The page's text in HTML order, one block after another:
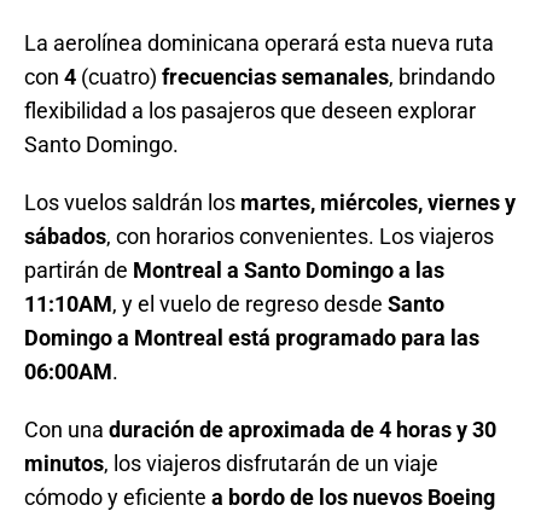
La aerolínea dominicana operará esta nueva ruta
con 4 (cuatro) frecuencias semanales, brindando
flexibilidad a los pasajeros que deseen explorar
Santo Domingo.
Los vuelos saldrán los martes, miércoles, viernes y
sábados, con horarios convenientes. Los viajeros
partirán de Montreal a Santo Domingo a las
11:10AM, y el vuelo de regreso desde Santo
Domingo a Montreal está programado para las
06:00AM.
Con una duración de aproximada de 4 horas y 30
minutos, los viajeros disfrutarán de un viaje
cómodo y eficiente a bordo de los nuevos Boeing